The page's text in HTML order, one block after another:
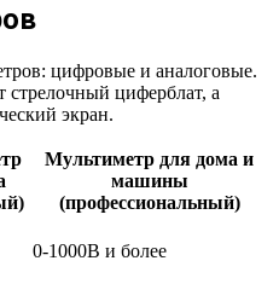
цифровые и аналоговые.
стрелочный циферблат, а
экран.
Мультиметр для дома и
машины
(профессиональный)
0-1000В и более